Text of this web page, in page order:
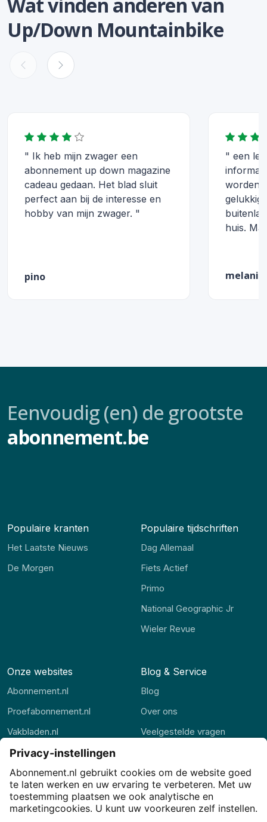
Wat vinden anderen van
Up/Down Mountainbike
" Ik heb mijn zwager een
abonnement up down magazine
cadeau gedaan. Het blad sluit
perfect aan bij de interesse en
hobby van mijn zwager. "
pino
" een
worden
gelukkig
huis.
melanie
Eenvoudig (en) de grootste
abonnement.be
Populaire kranten
Het Laatste Nieuws
De Morgen
Populaire tijdschriften
Dag Allemaal
Fiets Actief
Primo
National Geographic Jr
Wieler Revue
Onze websites
Abonnement.nl
Proefabonnement.nl
Vakbladen.nl
Abonnement.be
Thuisstudie.nl
Blog & Service
Blog
Over ons
Veelgestelde vragen